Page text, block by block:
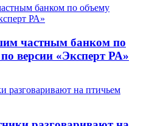
частным банком по
версии «Эксперт РА»